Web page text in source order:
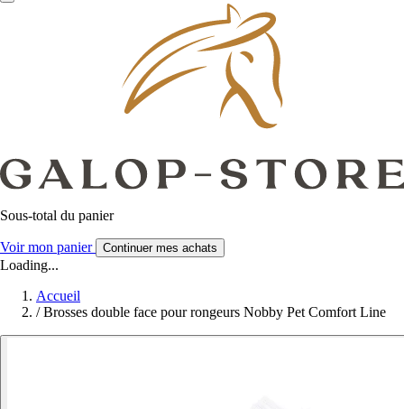
Sous-total du panier
Voir mon panier Continuer mes achats
Loading...
Accueil
/ Brosses double face pour rongeurs Nobby Pet Comfort Line